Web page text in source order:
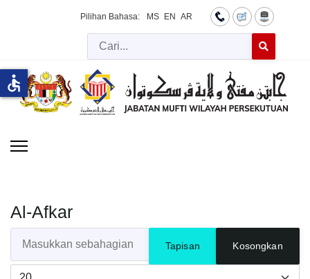
Pilihan Bahasa: MS EN AR
Cari
Al-Afkar
Masukkan sebahagian daripada tajuk
Tapisan Kosongkan
Papar #
accessible